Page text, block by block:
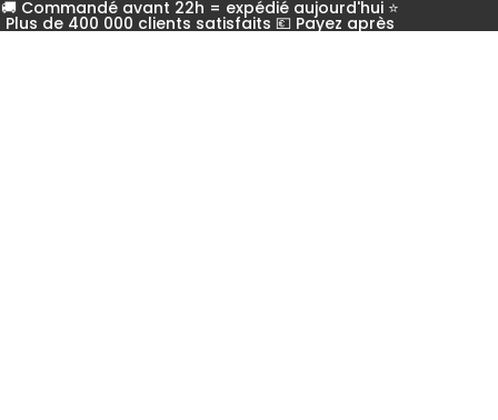
🚚 Commandé avant 22h = expédié aujourd'hui ⭐
Plus de 400 000 clients satisfaits 💶 Payez après